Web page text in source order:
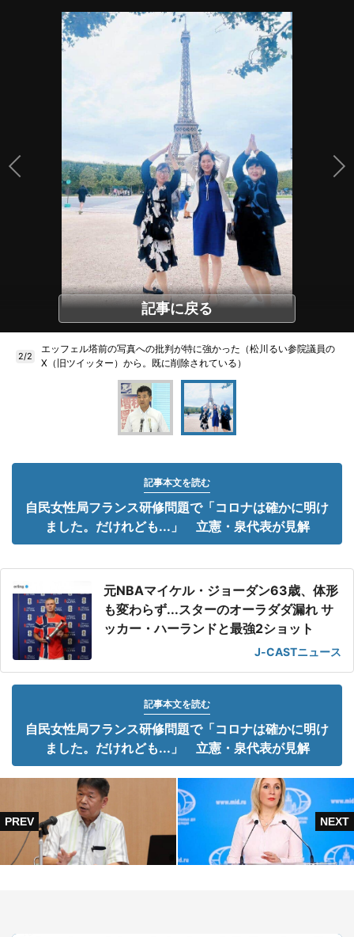
記事に戻る
2/2
エッフェル塔前の写真への批判が特に強かった（松川るい参院議員の
X（旧ツイッター）から。既に削除されている）
記事本文を読む
自民女性局フランス研修問題で「コロナは確かに明け
ました。だけれども...」 立憲・泉代表が見解
元NBAマイケル・ジョーダン63歳、体形
も変わらず...スターのオーラダダ漏れ サ
ッカー・ハーランドと最強2ショット
J-CASTニュース
記事本文を読む
自民女性局フランス研修問題で「コロナは確かに明け
ました。だけれども...」 立憲・泉代表が見解